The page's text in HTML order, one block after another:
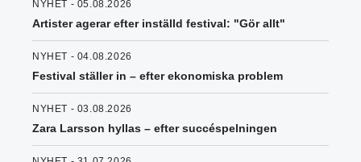
NYHET - 05.08.2026
Artister agerar efter inställd festival: "Gör allt"
NYHET - 04.08.2026
Festival ställer in – efter ekonomiska problem
NYHET - 03.08.2026
Zara Larsson hyllas – efter succéspelningen